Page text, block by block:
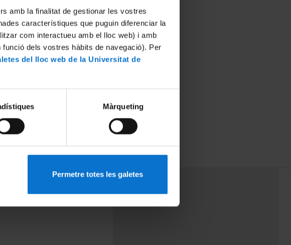
amb la finalitat de gestionar les vostres
característiques que puguin diferenciar la
com interactueu amb el lloc web) i amb
dels vostres hàbits de navegació). Per
del lloc web de la Universitat de
Màrqueting
Permetre totes les galetes
PEU 3